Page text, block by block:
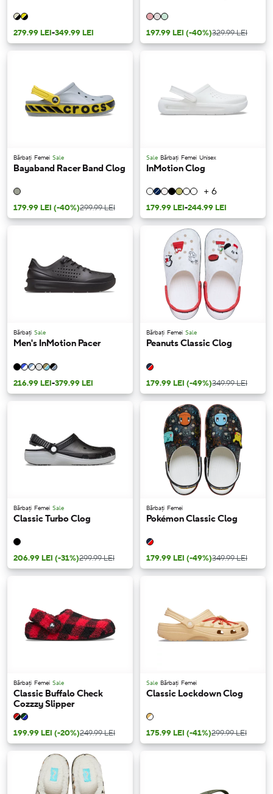
279.99 LEI-349.99 LEI 197.99 LEI (-40%)329.99 LEI
Bărbați Femei Sale
Bayaband Racer Band Clog
179.99 LEI (-40%)299.99 LEI
Sale Bărbați Femei Unisex
InMotion Clog
+ 6
179.99 LEI-244.99 LEI
Bărbați Sale
Men's InMotion Pacer
216.99 LEI-379.99 LEI
Bărbați Femei Sale
Peanuts Classic Clog
179.99 LEI (-49%)349.99 LEI
Bărbați Femei Sale
Classic Turbo Clog
206.99 LEI (-31%)299.99 LEI
Bărbați Femei
Pokémon Classic Clog
179.99 LEI (-49%)349.99 LEI
Bărbați Femei Sale
Classic Buffalo Check
Cozzzy Slipper
199.99 LEI (-20%)249.99 LEI
Sale Bărbați Femei
Classic Lockdown Clog
175.99 LEI (-41%)299.99 LEI